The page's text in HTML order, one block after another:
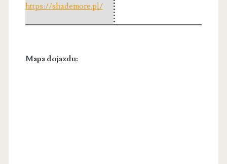
https://shademore.pl/
Mapa dojazdu: